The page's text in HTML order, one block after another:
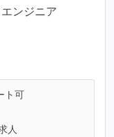
ンジニア
ト可
人